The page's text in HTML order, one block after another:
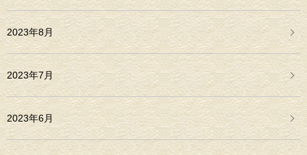
2023年8月
2023年7月
2023年6月